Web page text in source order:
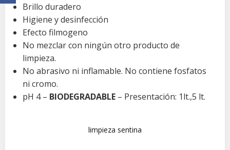
Brillo duradero
Higiene y desinfección
Efecto filmogeno
No mezclar con ningún otro producto de
limpieza.
No abrasivo ni inflamable. No contiene fosfatos
ni cromo.
pH 4 – BIODEGRADABLE – Presentación: 1lt.,5 lt.
limpieza sentina